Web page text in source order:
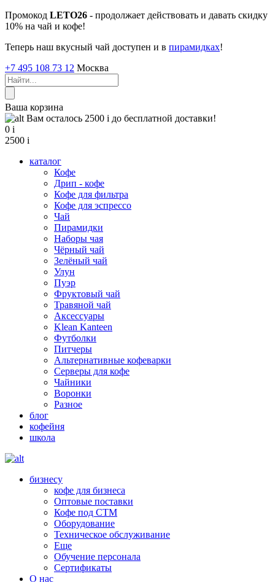
Промокод LETO26 - продолжает действовать и давать скидку
10% на чай и кофе!
Теперь наш вкусный чай доступен и в пирамидках!
+7 495 108 73 12 Москва
Ваша корзина
Вам осталось 2500 i до бесплатной доставки!
0 i
2500 i
каталог
Кофе
Дрип - кофе
Кофе для фильтра
Кофе для эспрессо
Чай
Пирамидки
Наборы чая
Чёрный чай
Зелёный чай
Улун
Пуэр
Фруктовый чай
Травяной чай
Аксессуары
Klean Kanteen
Футболки
Питчеры
Альтернативные кофеварки
Серверы для кофе
Чайники
Воронки
Разное
блог
кофейня
школа
бизнесу
кофе для бизнеса
Оптовые поставки
Кофе под СТМ
Оборудование
Техническое обслуживание
Еще
Обучение персонала
Сертификаты
О нас